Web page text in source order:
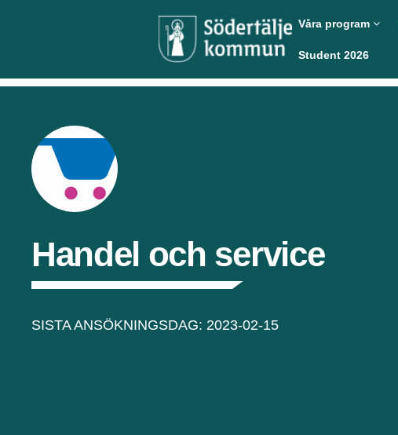
Våra program
Student 2026
Handel och service
SISTA ANSÖKNINGSDAG: 2023-02-15